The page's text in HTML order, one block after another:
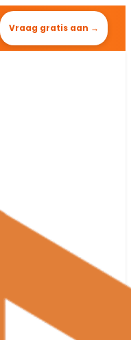
Vraag gratis aan →